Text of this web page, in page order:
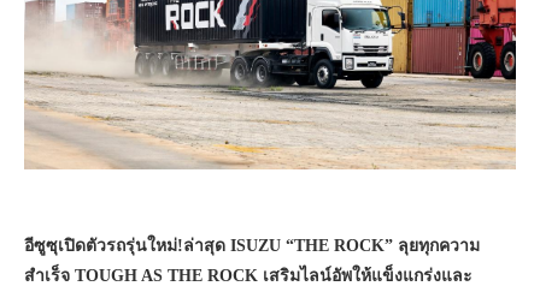
อีซูซุเปิดตัวรถรุ่นใหม่!ล่าสุด ISUZU “THE ROCK” ลุยทุกความ
สำเร็จ TOUGH AS THE ROCK เสริมไลน์อัพให้แข็งแกร่งและ